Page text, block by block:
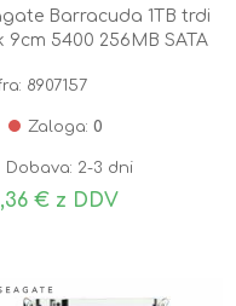
Barracuda 1TB trdi
9cm 5400 256MB SATA
8907157
Zaloga: 0
Dobava: 2-3 dni
€ z DDV